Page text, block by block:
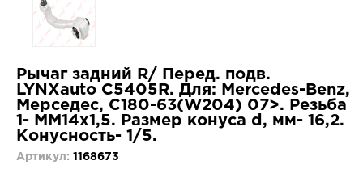
Рычаг задний R/ Перед. подв.
LYNXauto C5405R. Для: Mercedes-Benz,
Мерседес, C180-63(W204) 07>. Резьба
1- MM14x1,5. Размер конуса d, мм- 16,2.
Конусность- 1/5.
Артикул: 1168673